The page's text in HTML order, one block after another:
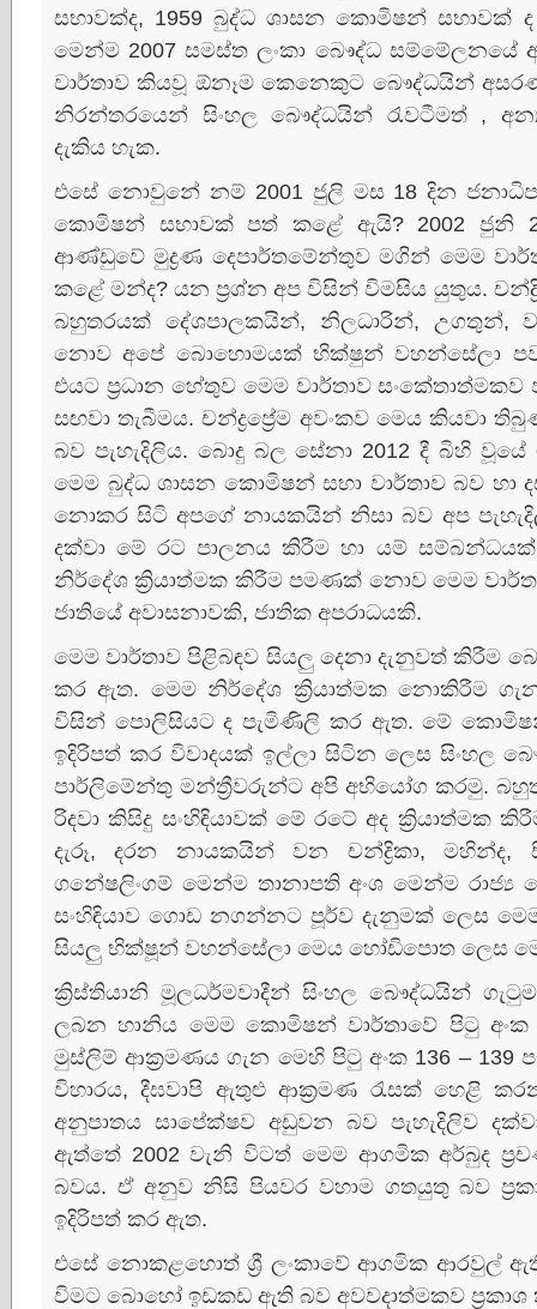
සභාවක්‌ද, 1959 බුද්ධ ශාසන කොමිෂන් සභාවක්‌
මෙන්ම 2007 සමස්‌ත ලංකා බෞද්ධ
වාර්තාව කියවූ ඕනෑම කෙනෙකුට බෞද්ධයින්
නිරන්තරයෙන් සිංහල බෞද්ධයින් රැවටීමත් ,
දැකිය හැක.
එසේ නොවුනේ නම් 2001 ජුලි මස 18 දින
කොමිෂන් සභාවක්‌ පත් කළේ ඇයි? 2002 ජුනි
ආණ්‌ඩුවේ මුද්‍රණ දෙපාර්තමේන්තුව මගින් මෙම
කළේ මන්ද? යන ප්‍රශ්න අප විසින් විමසිය යුතුය.
බහුතරයක්‌ දේශපාලකයින්, නිලධාරින්, උගතුන්,
නොව අපේ බොහොමයක්‌ භික්‌ෂුන් වහන්සේලා
එයට ප්‍රධාන හේතුව මෙම වාර්තාව
සඟවා තැබීමය. චන්ද්‍රප්‍රේම අවංකව මෙය කියවා
බව පැහැදිලිය. බොදු බල සේනා 2012 දී බිහි
මෙම බුද්ධ ශාසන කොමිෂන් සභා වාර්තාව බව හා
නොකර සිටි අපගේ නායකයින් නිසා බව අප
දක්‌වා මේ රට පාලනය කිරීම හා යම්
නිර්දේශ ක්‍රියාත්මක කිරීම පමණක්‌ නොව මෙම
ජාතියේ අවාසනාවකි, ජාතික අපරාධයකි.
මෙම වාර්තාව පිළිබඳව සියලු දෙනා දැනුවත් කිරීම
කර ඇත. මෙම නිර්දේශ ක්‍රියාත්මක නොකිරීම
විසින් පොලිසියට ද පැමිණිලි කර ඇත. මේ කොමිෂන්
ඉදිරිපත් කර විවාදයක්‌ ඉල්ලා සිටින ලෙස සිංහල
පාර්ලිමේන්තු මන්ත්‍රීවරුන්ට අපි අභියෝග කරමු.
රිදවා කිසිදු සංහිඳියාවක්‌ මේ රටේ අද
දැරූ, දරන නායකයින් වන චන්ද්‍රිකා,
ගනේෂලිංගම් මෙන්ම තානාපති අංශ මෙන්ම
සංහිඳියාව ගොඩ නගන්නට පූර්ව දැනුමක්‌ ලෙස
සියලු භික්‌ෂූන් වහන්සේලා මෙය හෝඩිපොත ලෙස
ක්‍රිස්‌තියානි මූලධර්මවාදීන් සිංහල බෞද්ධයින්
ලබන හානිය මෙම කොමිෂන් වාර්තාවේ පිටු අංක
මුස්‌ලිම් ආක්‍රමණය ගැන මෙහි පිටු අංක 136 – 139
විහාරය, දීඝවාපි ඇතුළු ආක්‍රමණ රැසක්‌ හෙළි
අනුපාතය සාපේක්‌ෂව අඩුවන බව පැහැදිලිව
ඇත්තේ 2002 වැනි විටත් මෙම ආගමික අර්බුද
බවය. ඒ අනුව නිසි පියවර වහාම ගතයුතු බව
ඉදිරිපත් කර ඇත.
එසේ නොකළහොත් ශ්‍රී ලංකාවේ ආගමික ආරවුල්
විමට බොහෝ ඉඩකඩ ඇති බව අවවදාත්මකව